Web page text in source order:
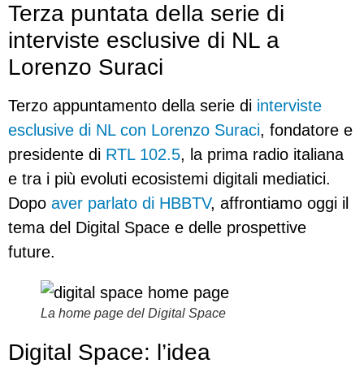
Terza puntata della serie di
interviste esclusive di NL a
Lorenzo Suraci
Terzo appuntamento della serie di interviste
esclusive di NL con Lorenzo Suraci, fondatore e
presidente di RTL 102.5, la prima radio italiana
e tra i più evoluti ecosistemi digitali mediatici.
Dopo aver parlato di HBBTV, affrontiamo oggi il
tema del Digital Space e delle prospettive
future.
La home page del Digital Space
Digital Space: l’idea